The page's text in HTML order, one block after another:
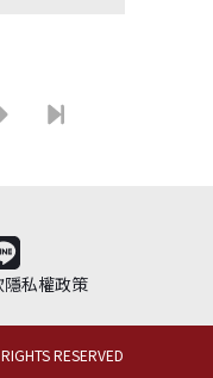
隱私權政策
RESERVED